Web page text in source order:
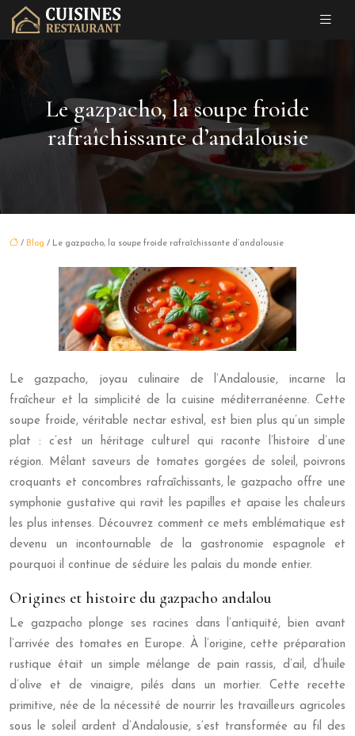
Le gazpacho, la soupe froide
rafraîchissante d’andalousie
/ Blog / Le gazpacho, la soupe froide rafraîchissante d’andalousie
Le gazpacho, joyau culinaire de l’Andalousie, incarne la
fraîcheur et la simplicité de la cuisine méditerranéenne. Cette
soupe froide, véritable nectar estival, est bien plus qu’un simple
plat : c’est un héritage culturel qui raconte l’histoire d’une
région. Mêlant saveurs de tomates gorgées de soleil, poivrons
croquants et concombres rafraîchissants, le gazpacho offre une
symphonie gustative qui ravit les papilles et apaise les chaleurs
les plus intenses. Découvrez comment ce mets emblématique est
devenu un incontournable de la gastronomie espagnole et
pourquoi il continue de séduire les palais du monde entier.
Origines et histoire du gazpacho andalou
Le gazpacho plonge ses racines dans l’antiquité, bien avant
l’arrivée des tomates en Europe. À l’origine, cette préparation
rustique était un simple mélange de pain rassis, d’ail, d’huile
d’olive et de vinaigre, pilés dans un mortier. Cette recette
primitive, née de la nécessité de nourrir les travailleurs agricoles
sous le soleil ardent d’Andalousie, s’est transformée au fil des